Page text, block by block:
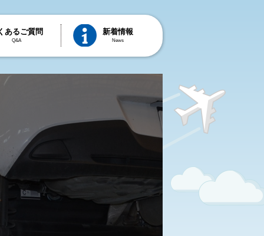
あるご質問
Q&A
新着情報
News